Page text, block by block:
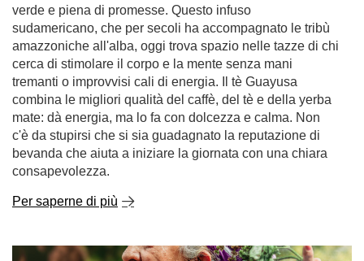
verde e piena di promesse. Questo infuso
sudamericano, che per secoli ha accompagnato le tribù
amazzoniche all'alba, oggi trova spazio nelle tazze di chi
cerca di stimolare il corpo e la mente senza mani
tremanti o improvvisi cali di energia. Il tè Guayusa
combina le migliori qualità del caffè, del tè e della yerba
mate: dà energia, ma lo fa con dolcezza e calma. Non
c'è da stupirsi che si sia guadagnato la reputazione di
bevanda che aiuta a iniziare la giornata con una chiara
consapevolezza.
Per saperne di più